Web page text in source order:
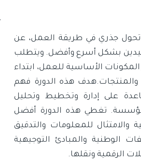
تحول جذري في طريقة العمل، عن
بشكل أسرع وأفضل. ويتطلب
الأساسية للعمل، ابتداء
والمنتجات.هدف هذه الدورة فهم
على إدارة وتخطيط وتحليل
تغطي هذه الدورة أفضل
والامتثال للمعلومات والتدقيق
الوطنية والمبادئ التوجيهية